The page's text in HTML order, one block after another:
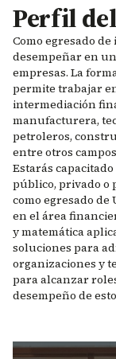
Perfil
Como egresado
desempeñar en
empresas. La
permite trabajar
intermediación
manufacturera,
petroleros,
entre otros
Estarás
público, privado o
como egresado
en el área
y matemática
soluciones para
organizaciones y
para alcanzar
desempeño de